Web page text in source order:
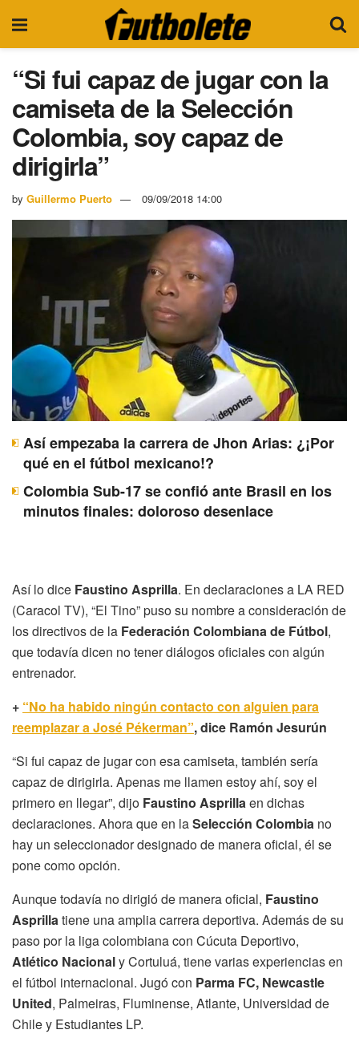
“Si fui capaz de jugar con la
camiseta de la Selección
Colombia, soy capaz de
dirigirla”
by Guillermo Puerto 09/09/2018 14:00
Así empezaba la carrera de Jhon Arias: ¿¡Por
qué en el fútbol mexicano!?
Colombia Sub-17 se confió ante Brasil en los
minutos finales: doloroso desenlace
Así lo dice Faustino Asprilla. En declaraciones a LA RED
(Caracol TV), “El Tino” puso su nombre a consideración de
los directivos de la Federación Colombiana de Fútbol,
que todavía dicen no tener diálogos oficiales con algún
entrenador.
+ “No ha habido ningún contacto con alguien para
reemplazar a José Pékerman”, dice Ramón Jesurún
“Si fui capaz de jugar con esa camiseta, también sería
capaz de dirigirla. Apenas me llamen estoy ahí, soy el
primero en llegar”, dijo Faustino Asprilla en dichas
declaraciones. Ahora que en laSelección Colombia no
hay un seleccionador designado de manera oficial, él se
pone como opción.
Aunque todavía no dirigió de manera oficial, Faustino
Asprilla tiene una amplia carrera deportiva. Además de su
paso por la liga colombiana con Cúcuta Deportivo,
Atlético Nacionaly Cortuluá, tiene varias experiencias en
el fútbol internacional. Jugó con Parma FC, Newcastle
United, Palmeiras, Fluminense, Atlante, Universidad de
Chile y Estudiantes LP.